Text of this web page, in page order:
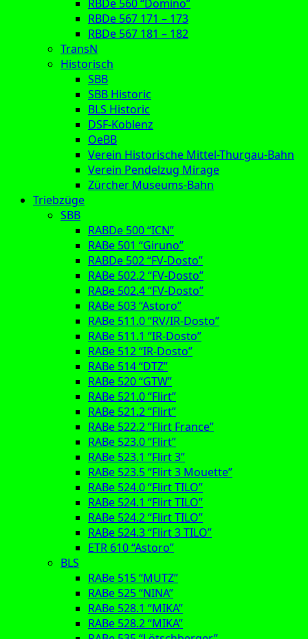
RBDe 560 “Domino”
RBDe 567 171 – 173
RBDe 567 181 – 182
TransN
Historisch
SBB
SBB Historic
BLS Historic
DSF-Koblenz
OeBB
Verein Historische Mittel-Thurgau-Bahn
Verein Pendelzug Mirage
Zürcher Museums-Bahn
Triebzüge
SBB
RABDe 500 “ICN”
RABe 501 “Giruno”
RABDe 502 “FV-Dosto”
RABe 502.2 “FV-Dosto”
RABe 502.4 “FV-Dosto”
RABe 503 “Astoro”
RABe 511.0 “RV/IR-Dosto”
RABe 511.1 “IR-Dosto”
RABe 512 “IR-Dosto”
RABe 514 “DTZ”
RABe 520 “GTW”
RABe 521.0 “Flirt”
RABe 521.2 “Flirt”
RABe 522.2 “Flirt France”
RABe 523.0 “Flirt”
RABe 523.1 “Flirt 3”
RABe 523.5 “Flirt 3 Mouette”
RABe 524.0 “Flirt TILO”
RABe 524.1 “Flirt TILO”
RABe 524.2 “Flirt TILO”
RABe 524.3 “Flirt 3 TILO”
ETR 610 “Astoro”
BLS
RABe 515 “MUTZ”
RABe 525 “NINA”
RABe 528.1 “MIKA”
RABe 528.2 “MIKA”